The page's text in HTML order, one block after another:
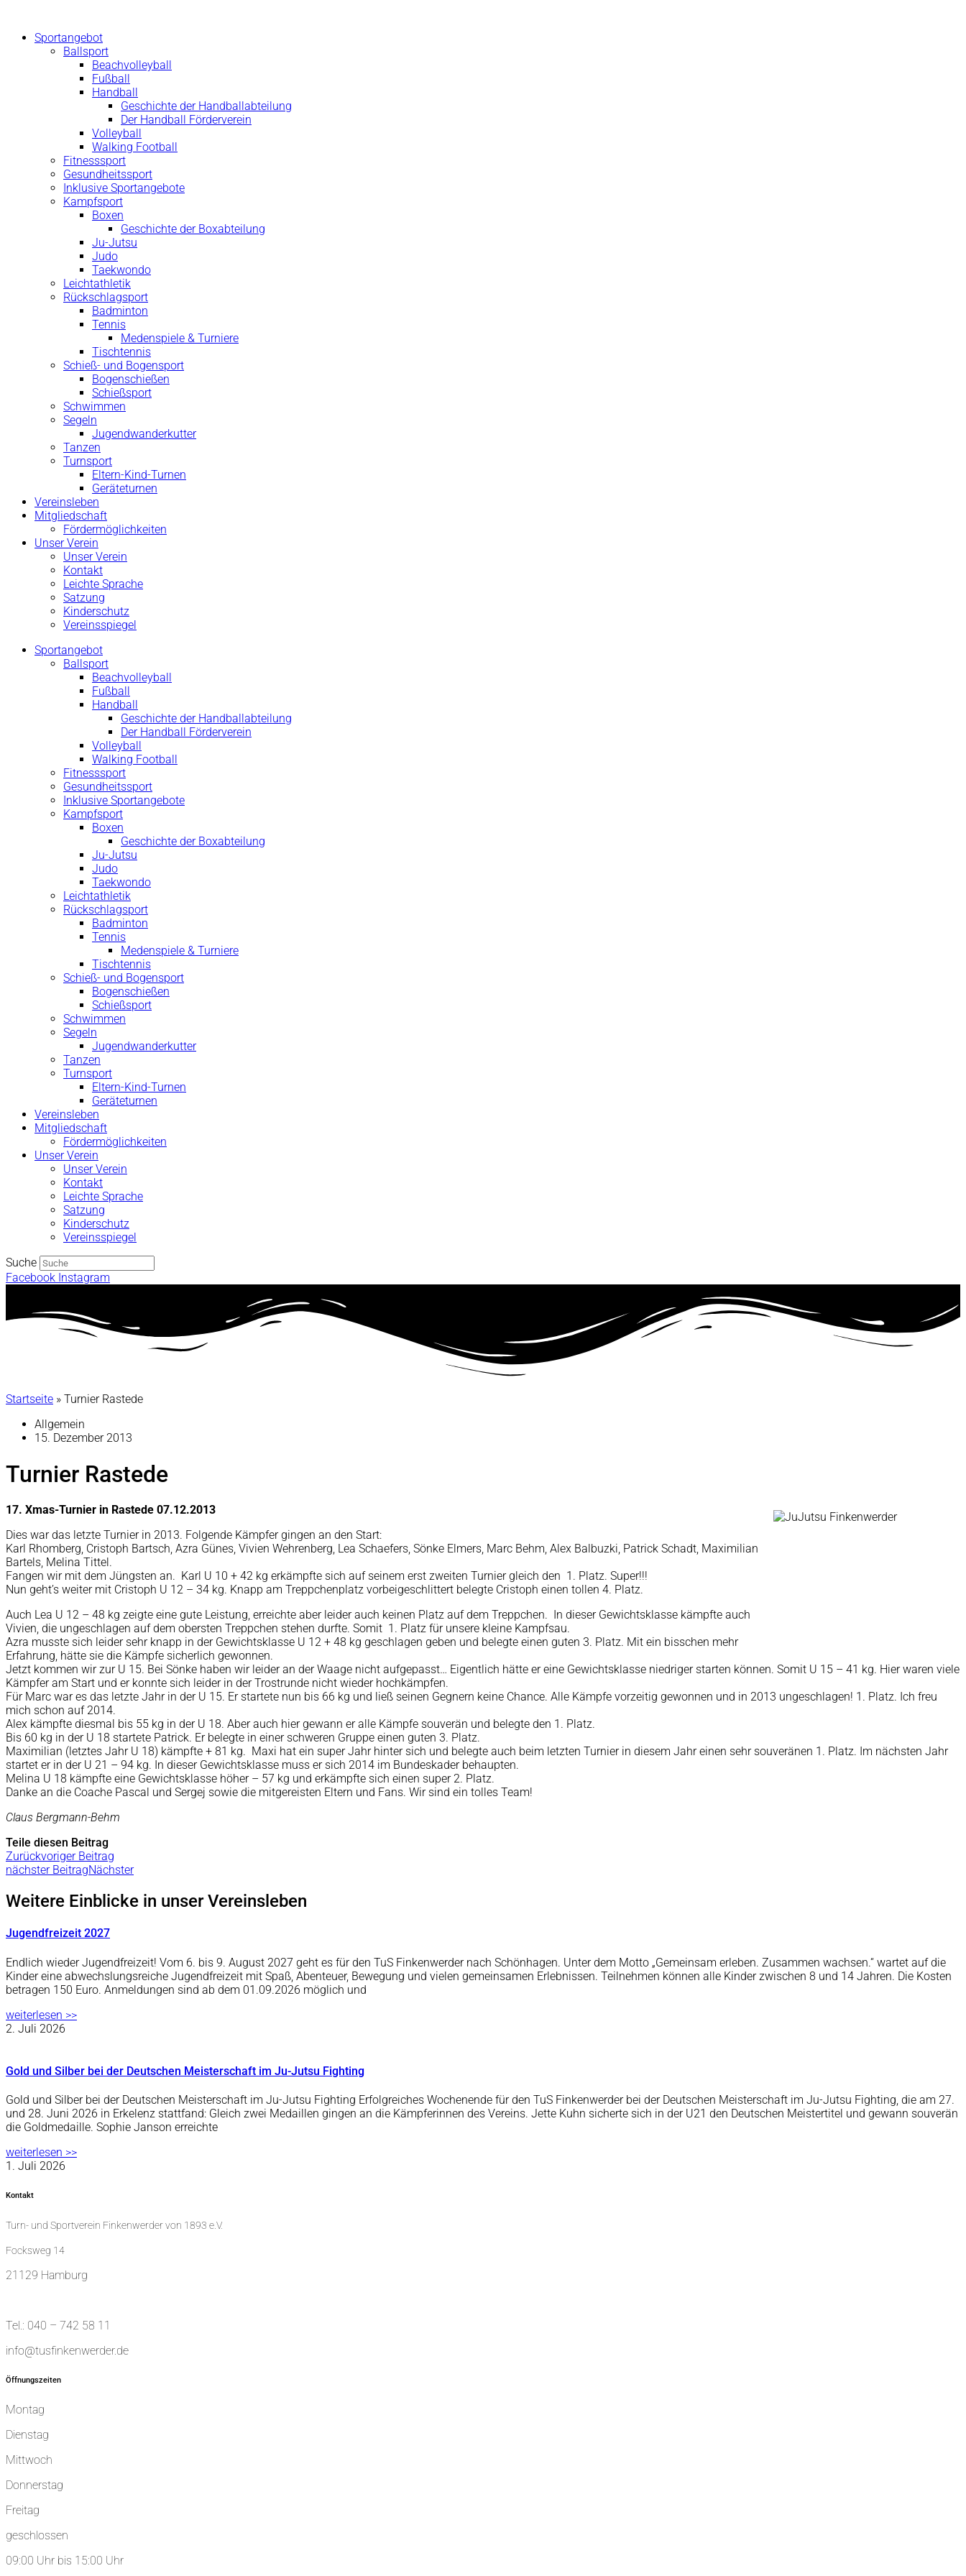
springenSportangebot
Ballsport
Beachvolleyball
Fußball
Handball
Geschichte der Handballabteilung
Der Handball Förderverein
Volleyball
Walking Football
Fitnesssport
Gesundheitssport
Inklusive Sportangebote
Kampfsport
Boxen
Geschichte der Boxabteilung
Ju-Jutsu
Judo
Taekwondo
Leichtathletik
Rückschlagsport
Badminton
Tennis
Medenspiele & Turniere
Tischtennis
Schieß- und Bogensport
Bogenschießen
Schießsport
Schwimmen
Segeln
Jugendwanderkutter
Tanzen
Turnsport
Eltern-Kind-Turnen
Geräteturnen
Vereinsleben
Mitgliedschaft
Fördermöglichkeiten
Unser Verein
Unser Verein
Kontakt
Leichte Sprache
Satzung
Kinderschutz
Vereinsspiegel
Sportangebot
Ballsport
Beachvolleyball
Fußball
Handball
Geschichte der Handballabteilung
Der Handball Förderverein
Volleyball
Walking Football
Fitnesssport
Gesundheitssport
Inklusive Sportangebote
Kampfsport
Boxen
Geschichte der Boxabteilung
Ju-Jutsu
Judo
Taekwondo
Leichtathletik
Rückschlagsport
Badminton
Tennis
Medenspiele & Turniere
Tischtennis
Schieß- und Bogensport
Bogenschießen
Schießsport
Schwimmen
Segeln
Jugendwanderkutter
Tanzen
Turnsport
Eltern-Kind-Turnen
Geräteturnen
Vereinsleben
Mitgliedschaft
Fördermöglichkeiten
Unser Verein
Unser Verein
Kontakt
Leichte Sprache
Satzung
Kinderschutz
Vereinsspiegel
Suche
Facebook Instagram
Startseite » Turnier Rastede
Allgemein
15. Dezember 2013
Turnier Rastede
17. Xmas-Turnier in Rastede 07.12.2013
Dies war das letzte Turnier in 2013. Folgende Kämpfer gingen an den Start:
Karl Rhomberg, Cristoph Bartsch, Azra Günes, Vivien Wehrenberg, Lea Schaefers, Sönke Elmers, Marc Behm, Alex Balbuzki, Patrick Schadt, Maximilian
Bartels, Melina Tittel.
Fangen wir mit dem Jüngsten an. Karl U 10 + 42 kg erkämpfte sich auf seinem erst zweiten Turnier gleich den 1. Platz. Super!!!
Nun geht’s weiter mit Cristoph U 12 – 34 kg. Knapp am Treppchenplatz vorbeigeschlittert belegte Cristoph einen tollen 4. Platz.
Auch Lea U 12 – 48 kg zeigte eine gute Leistung, erreichte aber leider auch keinen Platz auf dem Treppchen. In dieser Gewichtsklasse kämpfte auch
Vivien, die ungeschlagen auf dem obersten Treppchen stehen durfte. Somit 1. Platz für unsere kleine Kampfsau.
Azra musste sich leider sehr knapp in der Gewichtsklasse U 12 + 48 kg geschlagen geben und belegte einen guten 3. Platz. Mit ein bisschen mehr
Erfahrung, hätte sie die Kämpfe sicherlich gewonnen.
Jetzt kommen wir zur U 15. Bei Sönke haben wir leider an der Waage nicht aufgepasst… Eigentlich hätte er eine Gewichtsklasse niedriger starten können. Somit U 15 – 41 kg. Hier waren viele
Kämpfer am Start und er konnte sich leider in der Trostrunde nicht wieder hochkämpfen.
Für Marc war es das letzte Jahr in der U 15. Er startete nun bis 66 kg und ließ seinen Gegnern keine Chance. Alle Kämpfe vorzeitig gewonnen und in 2013 ungeschlagen! 1. Platz. Ich freu
mich schon auf 2014.
Alex kämpfte diesmal bis 55 kg in der U 18. Aber auch hier gewann er alle Kämpfe souverän und belegte den 1. Platz.
Bis 60 kg in der U 18 startete Patrick. Er belegte in einer schweren Gruppe einen guten 3. Platz.
Maximilian (letztes Jahr U 18) kämpfte + 81 kg. Maxi hat ein super Jahr hinter sich und belegte auch beim letzten Turnier in diesem Jahr einen sehr souveränen 1. Platz. Im nächsten Jahr
startet er in der U 21 – 94 kg. In dieser Gewichtsklasse muss er sich 2014 im Bundeskader behaupten.
Melina U 18 kämpfte eine Gewichtsklasse höher – 57 kg und erkämpfte sich einen super 2. Platz.
Danke an die Coache Pascal und Sergej sowie die mitgereisten Eltern und Fans. Wir sind ein tolles Team!
Claus Bergmann-Behm
Teile diesen Beitrag
Zurückvoriger Beitrag
nächster BeitragNächster
Weitere Einblicke in unser Vereinsleben
Jugendfreizeit 2027
Endlich wieder Jugendfreizeit! Vom 6. bis 9. August 2027 geht es für den TuS Finkenwerder nach Schönhagen. Unter dem Motto „Gemeinsam erleben. Zusammen wachsen.“ wartet auf die
Kinder eine abwechslungsreiche Jugendfreizeit mit Spaß, Abenteuer, Bewegung und vielen gemeinsamen Erlebnissen. Teilnehmen können alle Kinder zwischen 8 und 14 Jahren. Die Kosten
betragen 150 Euro. Anmeldungen sind ab dem 01.09.2026 möglich und
weiterlesen >>
2. Juli 2026
Gold und Silber bei der Deutschen Meisterschaft im Ju-Jutsu Fighting
Gold und Silber bei der Deutschen Meisterschaft im Ju-Jutsu Fighting Erfolgreiches Wochenende für den TuS Finkenwerder bei der Deutschen Meisterschaft im Ju-Jutsu Fighting, die am 27.
und 28. Juni 2026 in Erkelenz stattfand: Gleich zwei Medaillen gingen an die Kämpferinnen des Vereins. Jette Kuhn sicherte sich in der U21 den Deutschen Meistertitel und gewann souverän
die Goldmedaille. Sophie Janson erreichte
weiterlesen >>
1. Juli 2026
Kontakt
Turn- und Sportverein Finkenwerder von 1893 e.V.
Focksweg 14
21129 Hamburg
Tel.: 040 – 742 58 11
info@tusfinkenwerder.de
Öffnungszeiten
Montag
Dienstag
Mittwoch
Donnerstag
Freitag
geschlossen
09:00 Uhr bis 15:00 Uhr